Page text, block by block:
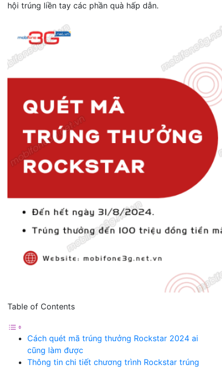
hội trúng liền tay các phần quà hấp dẫn.
Table of Contents
Cách quét mã trúng thưởng Rockstar 2024 ai
cũng làm được
Thông tin chi tiết chương trình Rockstar trúng